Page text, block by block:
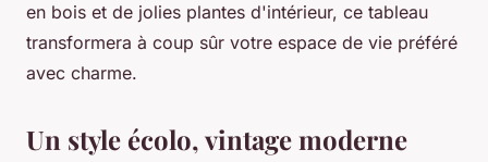
en bois et de jolies plantes d'intérieur, ce tableau
transformera à coup sûr votre espace de vie préféré
avec charme.
Un style écolo, vintage moderne